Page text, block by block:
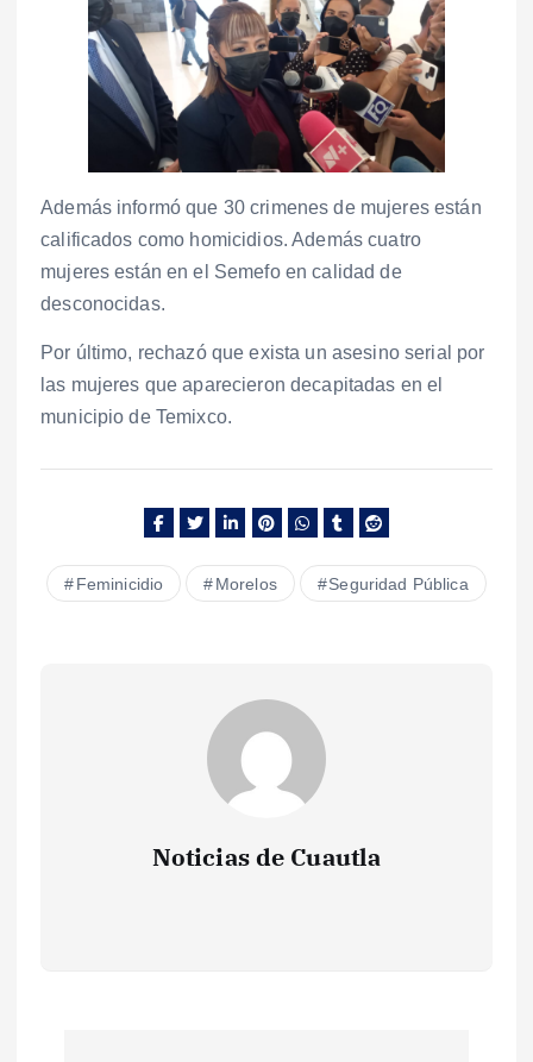
Además informó que 30 crimenes de mujeres están
calificados como homicidios. Además cuatro
mujeres están en el Semefo en calidad de
desconocidas.
Por último, rechazó que exista un asesino serial por
las mujeres que aparecieron decapitadas en el
municipio de Temixco.
Feminicidio Morelos Seguridad Pública
Noticias de Cuautla